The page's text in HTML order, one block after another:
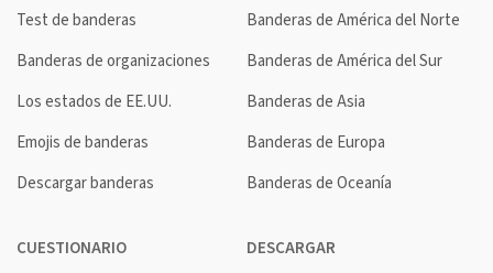
Test de banderas
Banderas de organizaciones
Los estados de EE.UU.
Emojis de banderas
Descargar banderas
Banderas de América del Norte
Banderas de América del Sur
Banderas de Asia
Banderas de Europa
Banderas de Oceanía
CUESTIONARIO
DESCARGAR